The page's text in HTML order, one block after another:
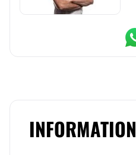
INFORMATION